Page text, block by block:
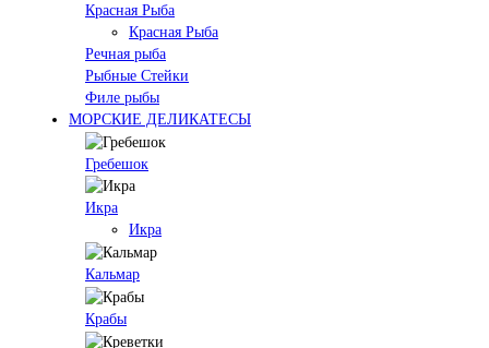
Красная Рыба
Красная Рыба
Речная рыба
Рыбные Стейки
Филе рыбы
МОРСКИЕ ДЕЛИКАТЕСЫ
Гребешок
Икра
Икра
Кальмар
Крабы